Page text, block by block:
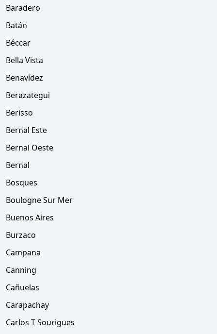
Baradero
Batán
Béccar
Bella Vista
Benavídez
Berazategui
Berisso
Bernal Este
Bernal Oeste
Bernal
Bosques
Boulogne Sur Mer
Buenos Aires
Burzaco
Campana
Canning
Cañuelas
Carapachay
Carlos T Sourigues